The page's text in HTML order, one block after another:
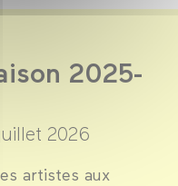
2025-
2026
artistes aux